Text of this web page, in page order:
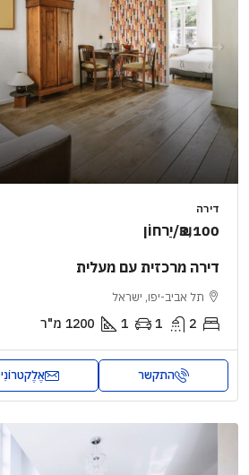
דירה
₪3,100/יַרחוֹן
דירה מרכזית עם מעלית
תל אביב-יפו, ישראל
2
1
1
1200 מ"ר
התקשר אֶלֶקטרוֹנִי